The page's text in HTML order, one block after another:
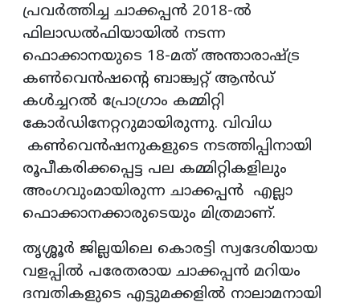
പ്രവര്‍ത്തിച്ച ചാക്കപ്പന്‍ 2018-ല്‍
ഫിലാഡല്‍ഫിയായില്‍ നടന്ന
ഫൊക്കാനയുടെ 18-മത് അന്താരാഷ്ട്ര
കണ്‍വെന്‍ഷന്റെ ബാങ്ക്വറ്റ് ആന്‍ഡ്
കള്‍ച്ചറല്‍ പ്രോഗ്രാം കമ്മിറ്റി
കോര്‍ഡിനേറ്ററുമായിരുന്നു. വിവിധ
കണ്‍വെന്‍ഷനുകളുടെ നടത്തിപ്പിനായി
രൂപീകരിക്കപ്പെട്ട പല കമ്മിറ്റികളിലും
അംഗവുംമായിരുന്ന ചാക്കപ്പന്‍ എല്ലാ
ഫൊക്കാനക്കാരുടെയും മിത്രമാണ്.
തൃശ്ശൂര്‍ ജില്ലയിലെ കൊരട്ടി സ്വദേശിയായ
വളപ്പില്‍ പരേതരായ ചാക്കപ്പന്‍ മറിയം
ദമ്പതികളുടെ എട്ടുമക്കളില്‍ നാലാമനായി